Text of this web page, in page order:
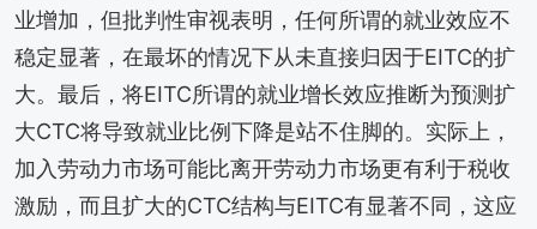
业增加，但批判性审视表明，任何所谓的就业效应不
稳定显著，在最坏的情况下从未直接归因于EITC的扩
大。最后，将EITC所谓的就业增长效应推断为预测扩
大CTC将导致就业比例下降是站不住脚的。实际上，
加入劳动力市场可能比离开劳动力市场更有利于税收
激励，而且扩大的CTC结构与EITC有显著不同，这应